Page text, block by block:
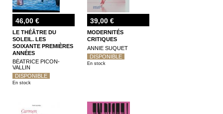
46,00 €
LE THÉÂTRE DU
SOLEIL. LES
SOIXANTE PREMIÈRES
ANNÉES
BÉATRICE PICON-
VALLIN
DISPONIBLE
En stock
39,00 €
MODERNITÉS
CRITIQUES
ANNIE SUQUET
DISPONIBLE
En stock